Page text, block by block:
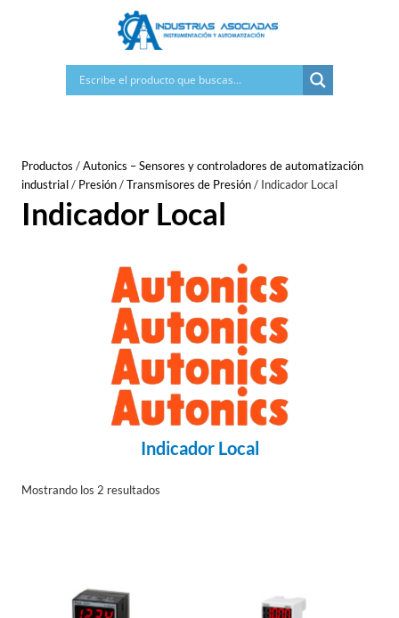
Productos /Autonics – Sensores y controladores de automatización
industrial/ Presión/Transmisores de Presión/ Indicador Local
Indicador Local
Indicador Local
Mostrando los 2 resultados